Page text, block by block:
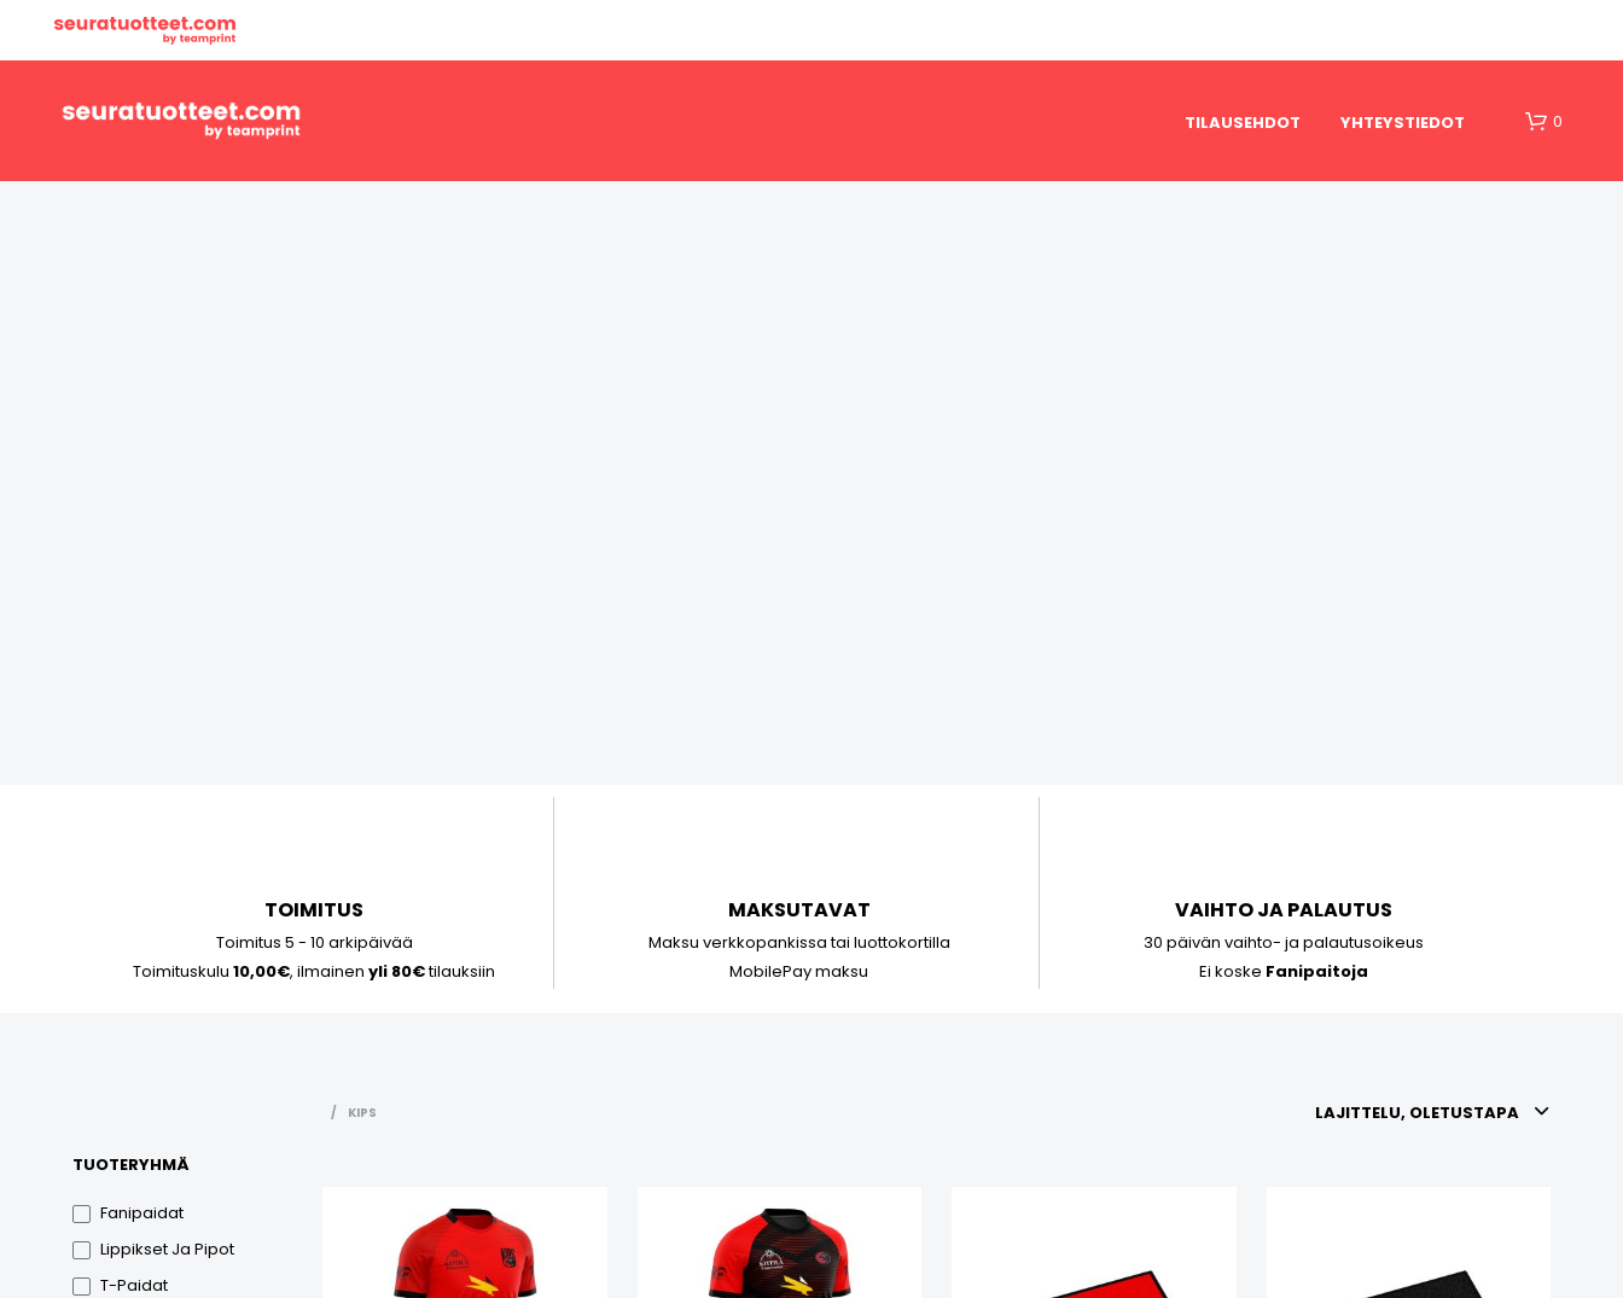
TILAUSEHDOT YHTEYSTIEDOT 0
TOIMITUS
Toimitus 5 - 10 arkipäivää
Toimituskulu10,00€, ilmainenyli 80€tilauksiin
MAKSUTAVAT
Maksu verkkopankissa tai luottokortilla
MobilePay maksu
VAIHTO JA PALAUTUS
30 päivän vaihto- ja palautusoikeus
Ei koske Fanipaitoja
TUOTERYHMÄ
Fanipaidat
Lippikset Ja Pipot
T-Paidat
/ KIPS LAJITTELU, OLETUSTAPA